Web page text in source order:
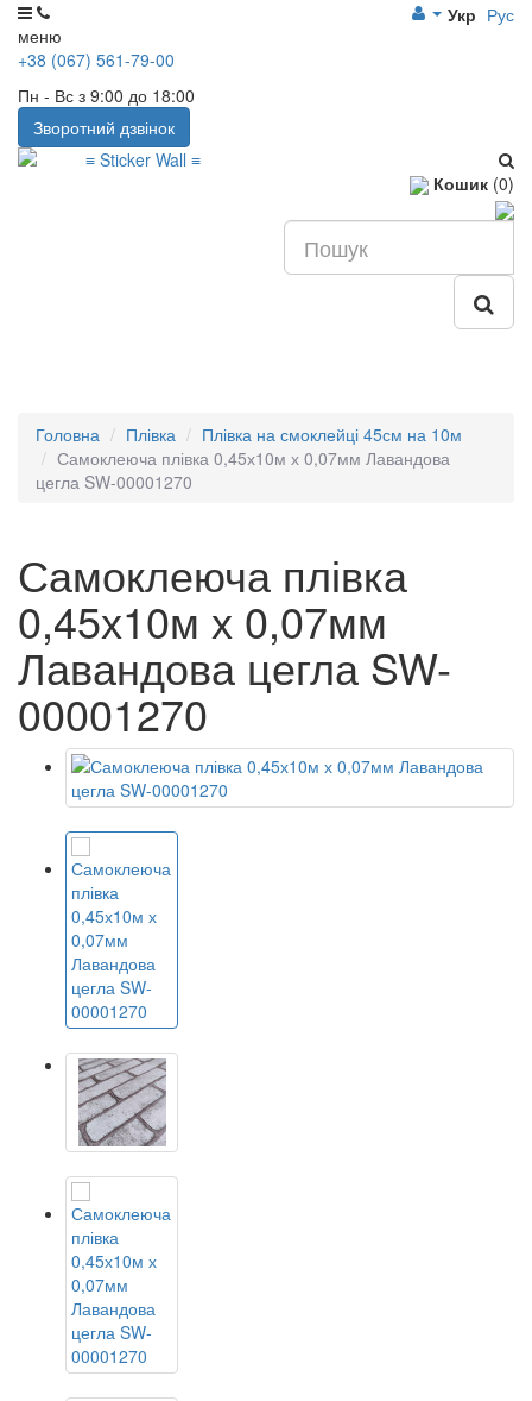
меню
Укр Рус
+38 (067) 561-79-00
Пн - Вс з 9:00 до 18:00
Зворотний дзвінок
Кошик (0)
Головна Плівка
Плівка на смоклейці 45см на 10м
Самоклеюча плівка 0,45х10м х 0,07мм Лавандова
цегла SW-00001270
Самоклеюча плівка
0,45х10м х 0,07мм
Лавандова цегла SW-
00001270